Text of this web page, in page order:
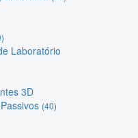
Laboratório
3D
(40)